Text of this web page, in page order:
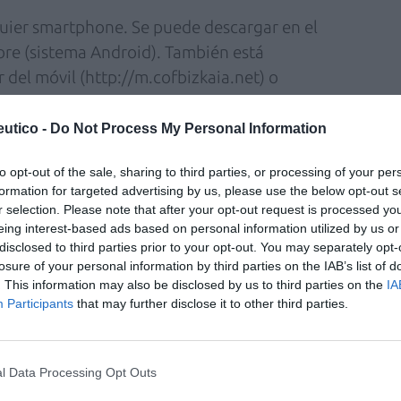
- Do Not Process My Personal Information
opt-out of the sale, sharing to third parties, or processing of your
for targeted advertising by us, please use the below opt-out
selection. Please note that after your opt-out request is processed
interest-based ads based on personal information utilized by us
to third parties prior to your opt-out. You may separately
of your personal information by third parties on the IAB’s list of
This information may also be disclosed by us to third parties on the
Participants that may further disclose it to other third parties.
Data Processing Opt Outs
smartphone. Se puede descargar en el
(sistema Android). También está
del móvil (http://m.cofbizkaia.net) o
QR expuestos en los escaparates de
se puede descargar a través de la página
donde se ofrece un vídeo explicativo
433 farmacias y 15 botiquines que
99% de la población tiene este servicio
el que reside. Además, en cada una de las
farmacia de guardia 24 horas al día 365
preferida de Google